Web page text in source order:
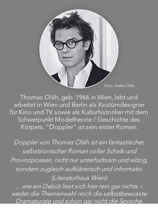
Foto: Stefan Oláh
Thomas Oláh, geb. 1966 in Wien, lebt und
arbeitet in Wien und Berlin als Kostümdesigner
für Kino und TV sowie als Kulturhistoriker mit dem
Schwerpunkt Modetheorie / Geschichte des
Körpers. "Doppler" ist sein erster Roman.
Doppler von Thomas Oláh ist ein fantastischer,
selbstironischer Roman voller Schalk und
Provinzpossen, nicht nur unterhaltsam und witzig,
sondern zugleich aufklärerisch und informativ.
(Literaturhaus Wien)
... wie ein Debüt liest sich hier rein gar nichts –
weder die Themenwahl noch die selbstbewusste
Dramaturgie und schon gar nicht die Sprache,